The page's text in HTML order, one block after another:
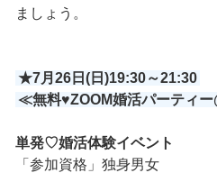
ましょう。
★7月26日(日)19:30～21:30
≪無料♥ZOOM婚活パーティ
単発♡婚活体験イベント
「参加資格」独身男女